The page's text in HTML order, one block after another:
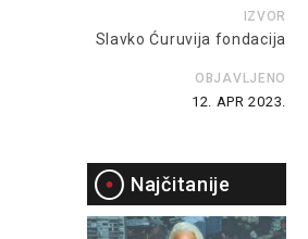
IZVOR
Slavko Ćuruvija fondacija
OBJAVLJENO
12. APR 2023.
Najčitanije